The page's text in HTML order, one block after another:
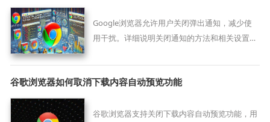
Google浏览器允许用户关闭弹出通知，减少使
用干扰。详细说明关闭通知的方法和相关设置，
谷歌浏览器如何取消下载内容自动预览功能
谷歌浏览器支持关闭下载内容自动预览功能，用